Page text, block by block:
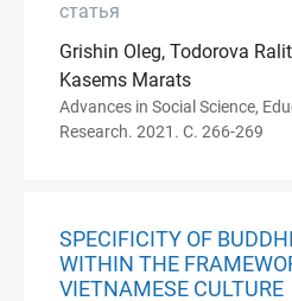
статья
Grishin Oleg, Todorova
Kasems Marats
Advances in Social Science,
Research. 2021. С. 266-269
SPECIFICITY OF
WITHIN THE
VIETNAMESE CULTURE